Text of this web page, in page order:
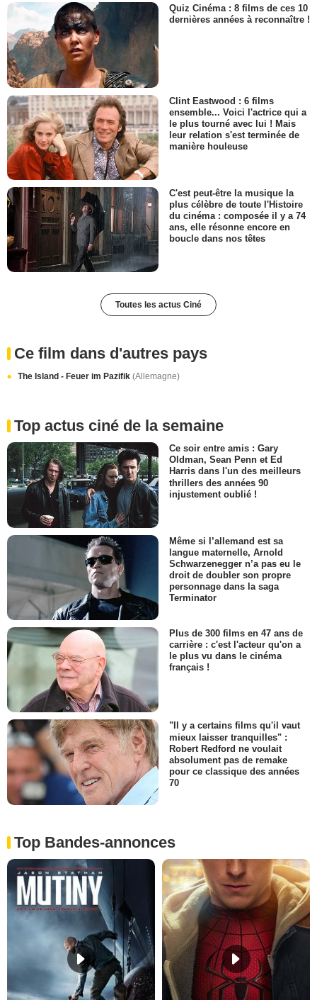
Quiz Cinéma : 8 films de ces 10
dernières années à reconnaître !
Clint Eastwood : 6 films
ensemble... Voici l'actrice qui a
le plus tourné avec lui ! Mais
leur relation s'est terminée de
manière houleuse
C'est peut-être la musique la
plus célèbre de toute l'Histoire
du cinéma : composée il y a 74
ans, elle résonne encore en
boucle dans nos têtes
Toutes les actus Ciné
Ce film dans d'autres pays
The Island - Feuer im Pazifik (Allemagne)
Top actus ciné de la semaine
Ce soir entre amis : Gary
Oldman, Sean Penn et Ed
Harris dans l'un des meilleurs
thrillers des années 90
injustement oublié !
Même si l’allemand est sa
langue maternelle, Arnold
Schwarzenegger n’a pas eu le
droit de doubler son propre
personnage dans la saga
Terminator
Plus de 300 films en 47 ans de
carrière : c'est l'acteur qu'on a
le plus vu dans le cinéma
français !
"Il y a certains films qu'il vaut
mieux laisser tranquilles" :
Robert Redford ne voulait
absolument pas de remake
pour ce classique des années
70
Top Bandes-annonces